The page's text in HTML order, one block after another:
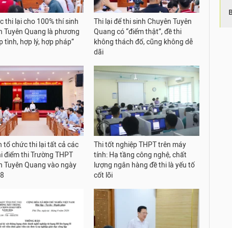
thi lại cho 100% thí sinh
Tuyên Quang là phương
tình, hợp lý, hợp pháp”
Thi lại để thi sinh Chuyên Tuyên
Quang có “điểm thật”, đề thi
không thách đố, cũng không dễ
dãi
tổ chức thi lại tất cả các
điểm thi Trường THPT
Tuyên Quang vào ngày
Thi tốt nghiệp THPT trên máy
tính: Hạ tầng công nghệ, chất
lượng ngân hàng đề thi là yếu tố
cốt lõi